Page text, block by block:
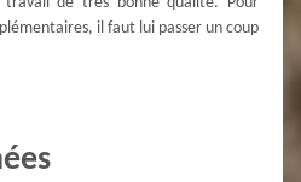
il faut lui passer un coup